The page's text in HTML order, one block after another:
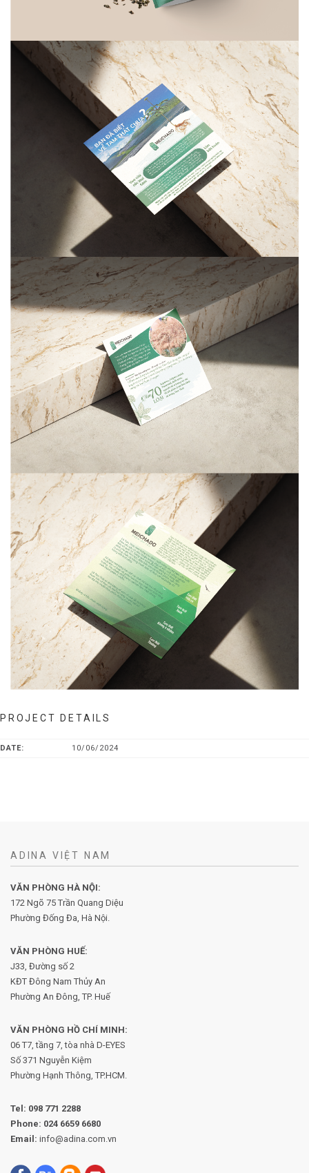
PROJECT DETAILS
DATE: 10/06/2024
ADINA VIỆT NAM
VĂN PHÒNG HÀ NỘI:
172 Ngõ 75 Trần Quang Diệu
Phường Đống Đa, Hà Nội.
VĂN PHÒNG HUẾ:
J33, Đường số 2
KĐT Đông Nam Thủy An
Phường An Đông, TP. Huế
VĂN PHÒNG HỒ CHÍ MINH:
06 T7, tầng 7, tòa nhà D-EYES
Số 371 Nguyễn Kiệm
Phường Hạnh Thông, TP.HCM.
Tel: 098 771 2288
Phone: 024 6659 6680
Email: info@adina.com.vn